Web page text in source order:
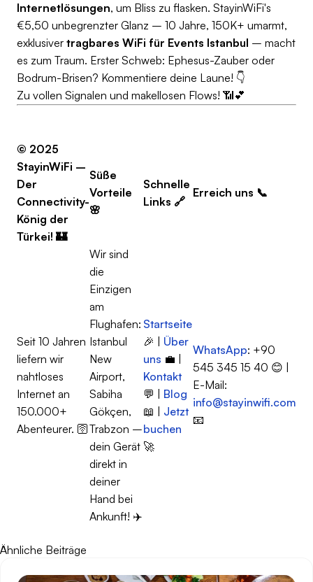
Internetlösungen, um Bliss zu flasken. StayinWiFi's
€5,50 unbegrenzter Glanz – 10 Jahre, 150K+ umarmt,
exklusiver tragbares WiFi für Events Istanbul – macht
es zum Traum. Erster Schweb: Ephesus-Zauber oder
Bodrum-Brisen? Kommentiere deine Laune! 👇
Zu vollen Signalen und makellosen Flows! 📶💕
© 2025
StayinWiFi –
Der
Connectivity-
König der
Türkei! 🏰
Süße
Vorteile
🌸
Schnelle
Links 🔗
Erreich uns 📞
Seit 10 Jahren
liefern wir
nahtloses
Internet an
150.000+
Abenteurer. 🛜
Wir sind
die
Einzigen
am
Flughafen:
Istanbul
New
Airport,
Sabiha
Gökçen,
Trabzon –
dein Gerät
direkt in
deiner
Hand bei
Ankunft! ✈️
Startseite
🎉 | Über
uns 💼 |
Kontakt
💬 | Blog
📖 | Jetzt
buchen
🚀
WhatsApp: +90
545 345 15 40 😊 |
E-Mail:
info@stayinwifi.com
📧
Ähnliche Beiträge